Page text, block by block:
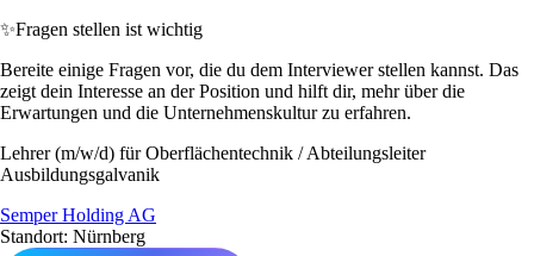
✨Fragen stellen ist wichtig
Bereite einige Fragen vor, die du dem Interviewer stellen kannst. Das
zeigt dein Interesse an der Position und hilft dir, mehr über die
Erwartungen und die Unternehmenskultur zu erfahren.
Lehrer (m/w/d) für Oberflächentechnik / Abteilungsleiter
Ausbildungsgalvanik
Semper Holding AG
Standort: Nürnberg